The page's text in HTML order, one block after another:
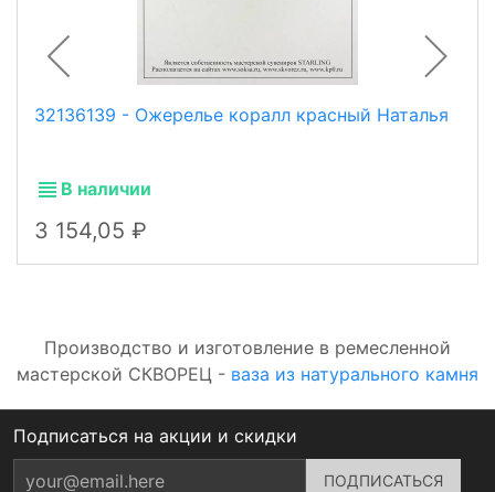
32136139 - Ожерелье коралл красный Наталья
В наличии
3 154,05
Производство и изготовление в ремесленной
мастерской СКВОРЕЦ - ваза из натурального камня
Подписаться на акции и скидки